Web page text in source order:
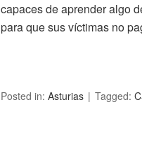
capaces de aprender algo
para que sus víctimas no
Posted in: Asturias Tagged: